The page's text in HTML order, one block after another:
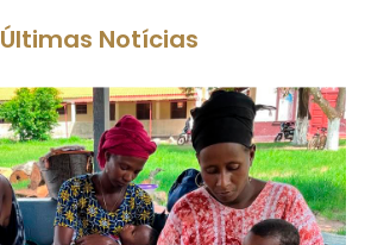
Últimas Notícias